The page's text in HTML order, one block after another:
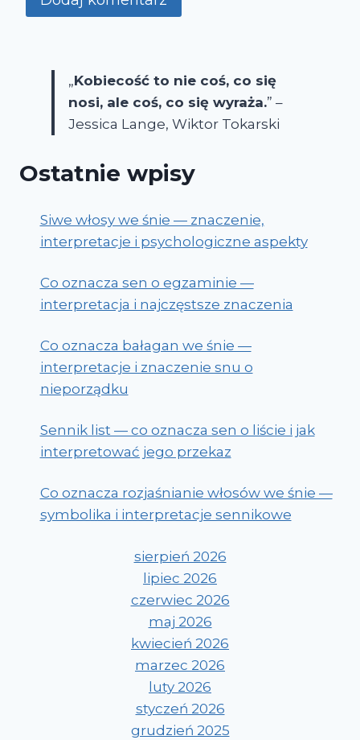
„Kobiecość to nie coś, co się
nosi, ale coś, co się wyraża.” –
Jessica Lange, Wiktor Tokarski
Ostatnie wpisy
Siwe włosy we śnie — znaczenie,
interpretacje i psychologiczne aspekty
Co oznacza sen o egzaminie —
interpretacja i najczęstsze znaczenia
Co oznacza bałagan we śnie —
interpretacje i znaczenie snu o
nieporządku
Sennik list — co oznacza sen o liście i jak
interpretować jego przekaz
Co oznacza rozjaśnianie włosów we śnie —
symbolika i interpretacje sennikowe
sierpień 2026
lipiec 2026
czerwiec 2026
maj 2026
kwiecień 2026
marzec 2026
luty 2026
styczeń 2026
grudzień 2025